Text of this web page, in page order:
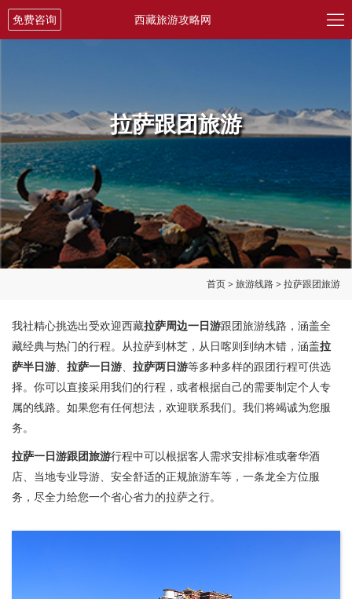

免费咨询 西藏旅游攻略网
拉萨跟团旅游
首页>旅游线路>拉萨跟团旅游
我社精心挑选出受欢迎西藏拉萨周边一日游跟团旅游线路，涵盖全
藏经典与热门的行程。从拉萨到林芝，从日喀则到纳木错，涵盖拉
萨半日游
拉萨一日游 拉萨两日游等多种多样的跟团行程可供选
择。你可以直接采用我们的行程，或者根据自己的需要制定个人专
属的线路。如果您有任何想法，欢迎联系我们。我们将竭诚为您服
务。
拉萨一日游跟团旅游行程中可以根据客人需求安排标准或奢华酒
店、当地专业导游、安全舒适的正规旅游车等，一条龙全方位服
务，尽全力给您一个省心省力的拉萨之行。